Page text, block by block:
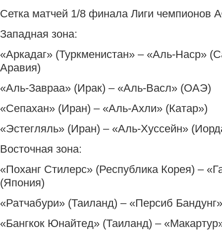
Сетка матчей 1/8 финала Лиги чемпионов
Западная зона:
«Аркадаг» (Туркменистан» – «Аль-Наср»
Аравия)
«Аль-Завраа» (Ирак) – «Аль-Васл» (ОАЭ)
«Сепахан» (Иран) – «Аль-Ахли» (Катар»)
«Эстегляль» (Иран) – «Аль-Хуссейн»
Восточная зона:
«Поханг Стилерс» (Республика Корея) –
(Япония)
«Ратчабури» (Таиланд) – «Персиб
«Бангкок Юнайтед» (Таиланд) –